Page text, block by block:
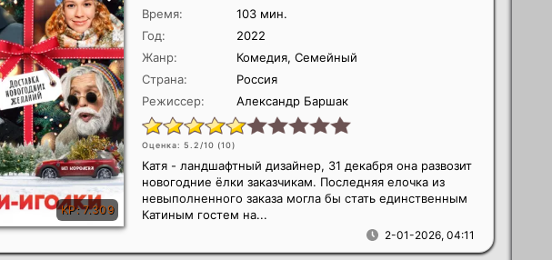
Время:
103 мин.
Год:
2022
Жанр:
Комедия, Семейный
Страна:
Россия
Режиссер:
Александр Баршак
Оценка: 5.2/10 (10)
2-01-2026, 04:11
Катя - ландшафтный дизайнер, 31 декабря она развозит
новогодние ёлки заказчикам. Последняя елочка из
невыполненного заказа могла бы стать единственным
Катиным гостем на...